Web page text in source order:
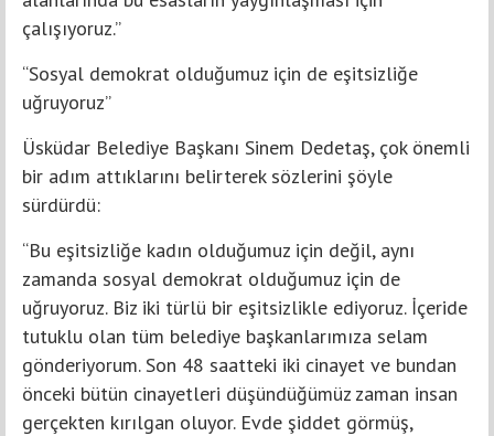
çalışıyoruz.”
“Sosyal demokrat olduğumuz için de eşitsizliğe
uğruyoruz”
Üsküdar Belediye Başkanı Sinem Dedetaş, çok önemli
bir adım attıklarını belirterek sözlerini şöyle
sürdürdü:
“Bu eşitsizliğe kadın olduğumuz için değil, aynı
zamanda sosyal demokrat olduğumuz için de
uğruyoruz. Biz iki türlü bir eşitsizlikle ediyoruz. İçeride
tutuklu olan tüm belediye başkanlarımıza selam
gönderiyorum. Son 48 saatteki iki cinayet ve bundan
önceki bütün cinayetleri düşündüğümüz zaman insan
gerçekten kırılgan oluyor. Evde şiddet görmüş,